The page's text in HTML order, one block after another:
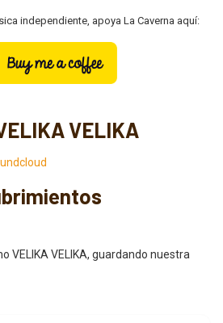
independiente, apoya La Caverna aquí:
VELIKA
VELIKA VELIKA, guardando nuestra